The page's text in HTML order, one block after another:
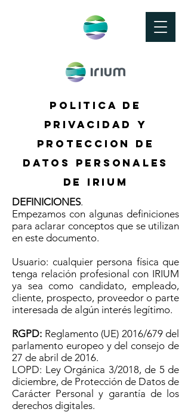
POLITICA DE
PRIVACIDAD Y
PROTECCION DE
DATOS PERSONALES
DE IRIUM
DEFINICIONES.
Empezamos con algunas definiciones
para aclarar conceptos que se utilizan
en este documento.
Usuario: cualquier persona física que
tenga relación profesional con IRIUM
ya sea como candidato, empleado,
cliente, prospecto, proveedor o parte
interesada de algún interés legítimo.
RGPD: Reglamento (UE) 2016/679 del
parlamento europeo y del consejo de
27 de abril de 2016.
LOPD: Ley Orgánica 3/2018, de 5 de
diciembre, de Protección de Datos de
Carácter Personal y garantía de los
derechos digitales.